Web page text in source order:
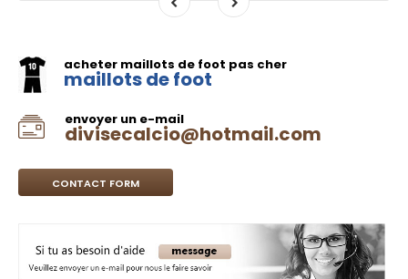
acheter maillots de foot pas cher
maillots de foot
envoyer un e-mail
divisecalcio@hotmail.com
CONTACT FORM